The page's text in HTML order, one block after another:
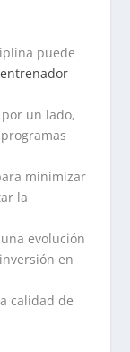
puede
entrenador
un lado,
minimizar
la
evolución
en
calidad de